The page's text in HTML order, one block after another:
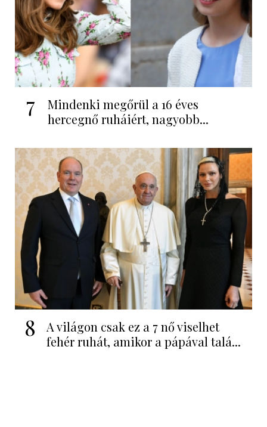
7
Mindenki megőrül a 16 éves
hercegnő ruháiért, nagyobb...
8
A világon csak ez a 7 nő viselhet
fehér ruhát, amikor a pápával talá...